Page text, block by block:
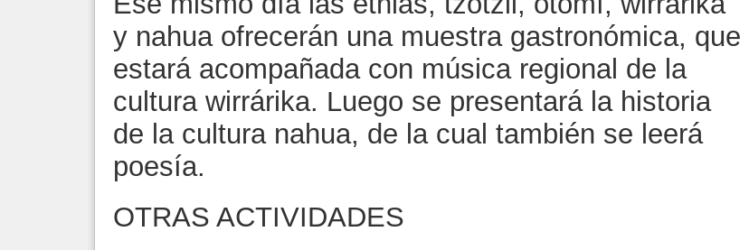
y nahua ofrecerán una muestra gastronómica, que
estará acompañada con música regional de la
cultura wirrárika. Luego se presentará la historia
de la cultura nahua, de la cual también se leerá
poesía.
OTRAS ACTIVIDADES